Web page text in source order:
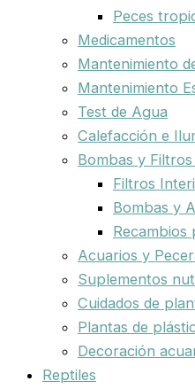
Peces
Medicamentos
Mantenimiento
Mantenimiento
Test de Agua
Calefacción e
Bombas y
Filtros
Bombas y
Recambios
Acuarios y
Suplementos
Cuidados de
Plantas de
Decoración
Reptiles